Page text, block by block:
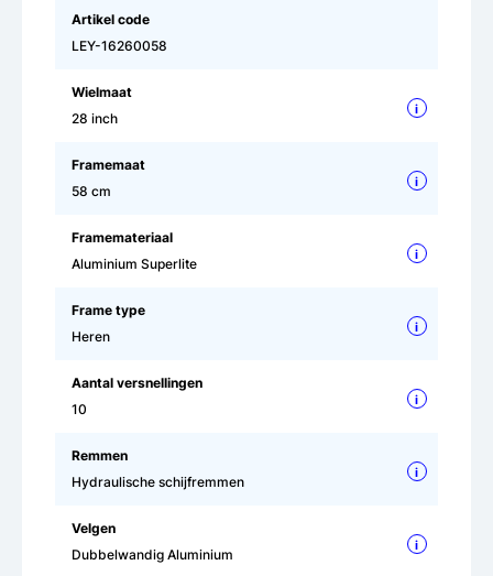
Artikel code
LEY-16260058
Wielmaat
28 inch
i
Framemaat
58 cm
i
Framemateriaal
Aluminium Superlite
i
Frame type
Heren
i
Aantal versnellingen
10
i
Remmen
Hydraulische schijfremmen
i
Velgen
Dubbelwandig Aluminium
i